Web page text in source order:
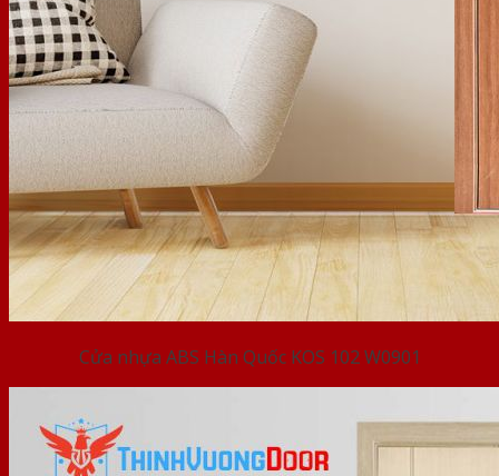
Cửa nhựa ABS Hàn Quốc KOS 102 W0901